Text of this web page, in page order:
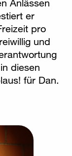
Anlässen
er
pro
und
diesen
für Dan.